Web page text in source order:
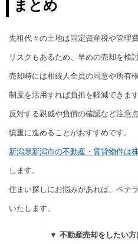
まとめ
先祖代々の土地は固定資産税や管理
リスクもあるため、早めの売却を検
売却時には相続人全員の同意や所有
制度を活用すれば負担を軽減できます
反対する親戚や負債の確認など注意
慎重に進めることがおすすめです。
新潟県新潟市の不動産・賃貸物件は
します。
住まい探しにお悩みがあれば、ベテ
いたします。
▼ 不動産売却をしたい